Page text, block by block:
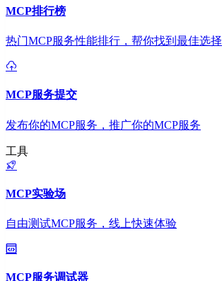
MCP排行榜
热门MCP服务性能排行，帮你找到最佳选择
MCP服务提交
发布你的MCP服务，推广你的MCP服务
工具
MCP实验场
自由测试MCP服务，线上快速体验
MCP服务调试器